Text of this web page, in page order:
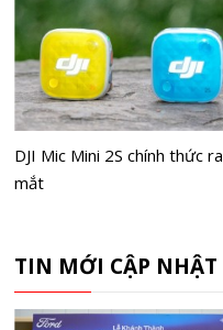
DJI Mic Mini 2S chính thức ra
mắt
TIN MỚI CẬP NHẬT